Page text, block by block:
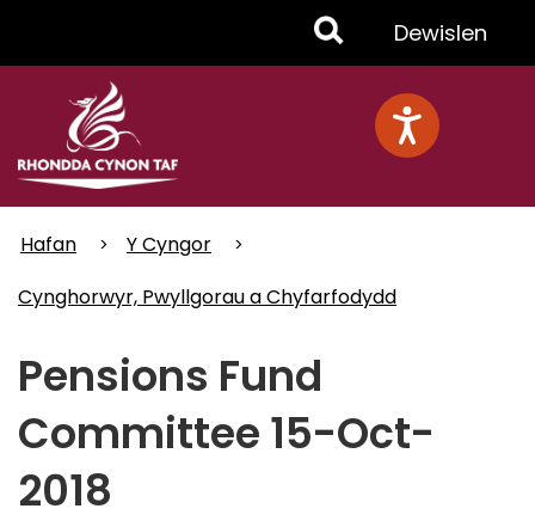
Toggle
Menu
Dewislen
Hafan
Y Cyngor
Cynghorwyr, Pwyllgorau a Chyfarfodydd
Pensions Fund
Committee 15-Oct-
2018